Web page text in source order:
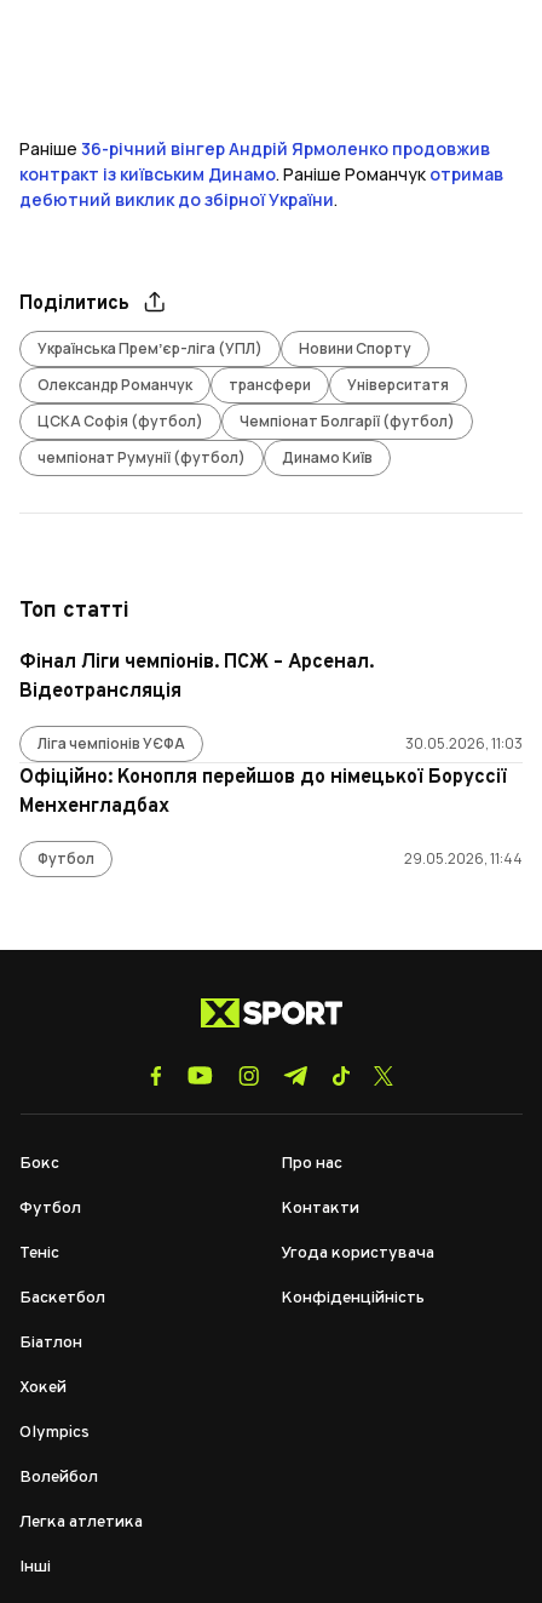
Раніше 36-річний вінгер Андрій Ярмоленко продовжив
контракт із київським Динамо. Раніше Романчук отримав
дебютний виклик до збірної України.
Поділитись
Українська Премʼєр-ліга (УПЛ)
Новини Спорту
Олександр Романчук
трансфери
Університатя
ЦСКА Софія (футбол)
Чемпіонат Болгарії (футбол)
чемпіонат Румунії (футбол)
Динамо Київ
Топ статті
Фінал Ліги чемпіонів. ПСЖ – Арсенал.
Відеотрансляція
Ліга чемпіонів УЄФА 30.05.2026, 11:03
Офіційно: Конопля перейшов до німецької Боруссії
Менхенгладбах
Футбол 29.05.2026, 11:44
Бокс
Футбол
Теніс
Баскетбол
Біатлон
Хокей
Olympics
Волейбол
Легка атлетика
Інші
Про нас
Контакти
Угода користувача
Конфіденційність